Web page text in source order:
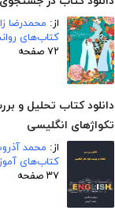
از: محمدرضا
کتاب‌های
۷۲ صفحه
دانلود کتاب تحلیل و
تکواژهای انگلیسی
از: محمد
کتاب‌های
۳۷ صفحه